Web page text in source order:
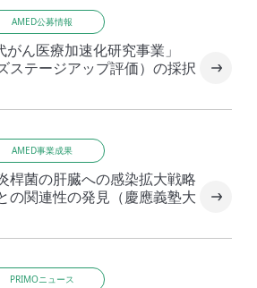
AMED公募情報
ん医療加速化研究事業」
ステージアップ評価）の採択
AMED事業成果
桿菌の肝臓への感染拡大戦略
の関連性の発見（慶應義塾大
PRIMOニュース